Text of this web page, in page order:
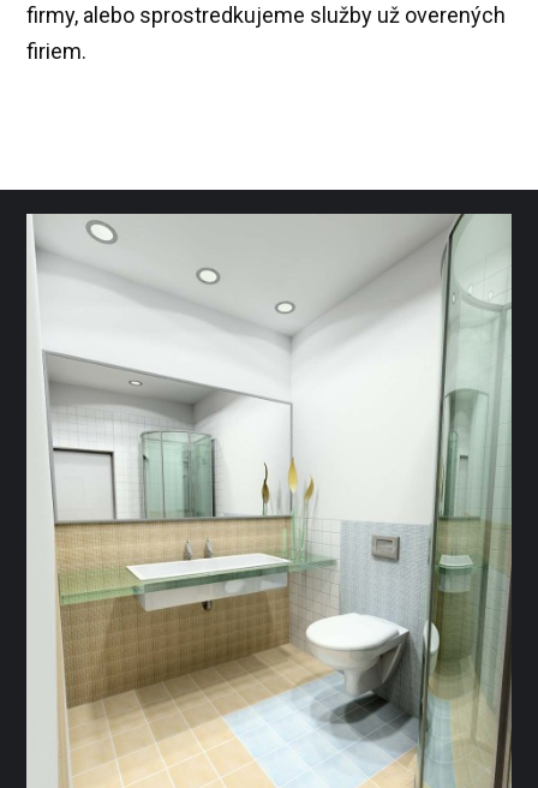
firmy, alebo sprostredkujeme služby už overených
firiem.